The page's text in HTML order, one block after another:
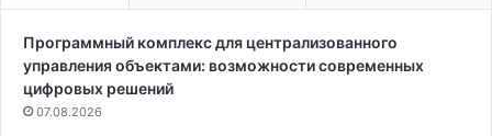
Программный комплекс для централизованного
управления объектами: возможности современных
цифровых решений
07.08.2026